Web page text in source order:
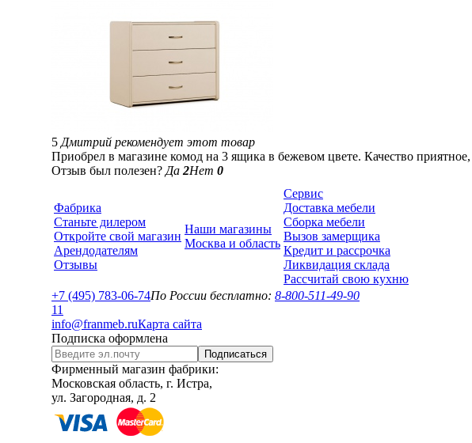
5 Дмитрий рекомендует этот товар
Приобрел в магазине комод на 3 ящика в бежевом цвете. Качество
Отзыв был полезен? Да 2Нет 0
Фабрика
Станьте дилером
Откройте свой магазин
Арендодателям
Отзывы
Наши магазины
Москва и область
Сервис
Доставка мебели
Сборка мебели
Вызов замерщика
Кредит и рассрочка
Ликвидация склада
Рассчитай свою кухню
+7 (495) 783-06-74По России бесплатно: 8-800-511-49-90
11
info@franmeb.ruКарта сайта
Подписка оформлена
Подписаться
Фирменный магазин фабрики:
Московская область, г. Истра,
ул. Загородная, д. 2